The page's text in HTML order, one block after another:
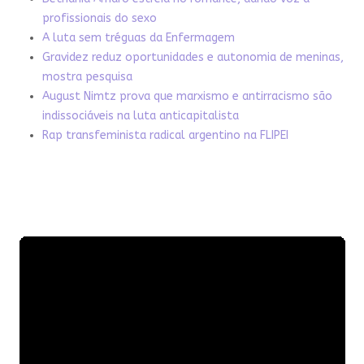
profissionais do sexo
A luta sem tréguas da Enfermagem
Gravidez reduz oportunidades e autonomia de meninas,
mostra pesquisa
August Nimtz prova que marxismo e antirracismo são
indissociáveis na luta anticapitalista
Rap transfeminista radical argentino na FLIPEI